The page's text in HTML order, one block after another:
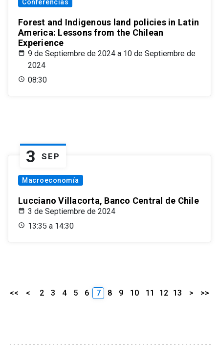
Conferencias
Forest and Indigenous land policies in Latin
America: Lessons from the Chilean
Experience
9 de Septiembre de 2024 a 10 de Septiembre de
2024
08:30
3 SEP
Macroeconomía
Lucciano Villacorta, Banco Central de Chile
3 de Septiembre de 2024
13:35 a 14:30
<< < 2 3 4 5 6 7 8 9 10 11 12 13 > >>